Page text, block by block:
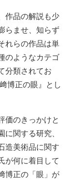
作品の解説も少
らませ、知らず
れらの作品は単
のようなカテゴ
分類されてお
博正の眼』とし
価のきっかけと
に関する研究、
造美術品に関す
が何に着目して
博正の「眼」が